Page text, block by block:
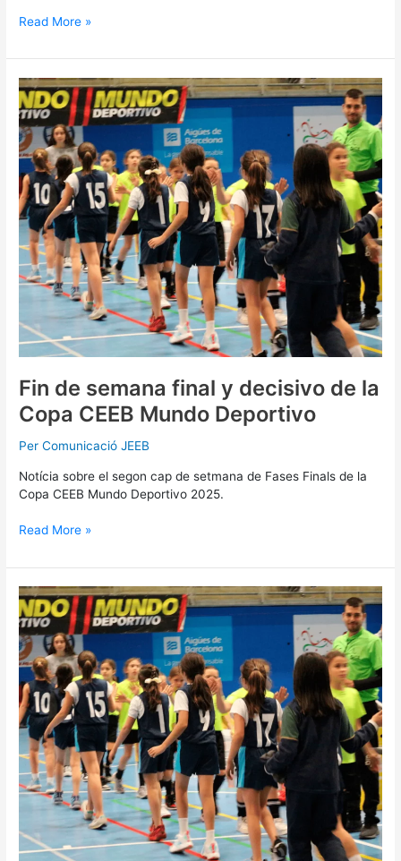
Read More »
Fin de semana final y decisivo de la
Copa CEEB Mundo Deportivo
Per Comunicació JEEB
Notícia sobre el segon cap de setmana de Fases Finals de la
Copa CEEB Mundo Deportivo 2025.
Fin
de
semana
final
y
decisivo
de
la
Copa
CEEB
Mundo
Deportivo
Read More »
Falca
Fases
Finals
Copa
CEEB
2025